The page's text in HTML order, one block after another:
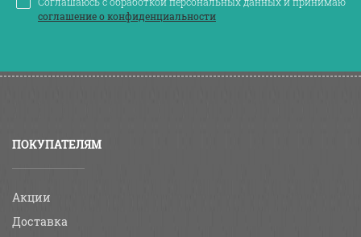
соглашение о конфиденциальности
ПОКУПАТЕЛЯМ
Акции
Доставка